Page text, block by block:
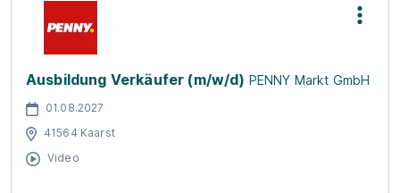
Ausbildung Verkäufer (m/w/d) PENNY Markt GmbH
01.08.2027
41564 Kaarst
Video